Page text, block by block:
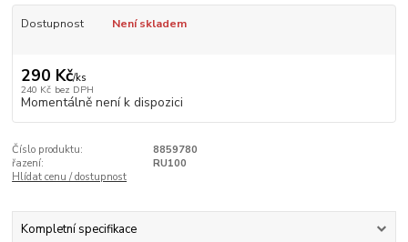
Dostupnost Není skladem
290 Kč/ks
240 Kč bez DPH
Momentálně není k dispozici
Číslo produktu:
8859780
řazení:
RU100
Hlídat cenu / dostupnost
Kompletní specifikace